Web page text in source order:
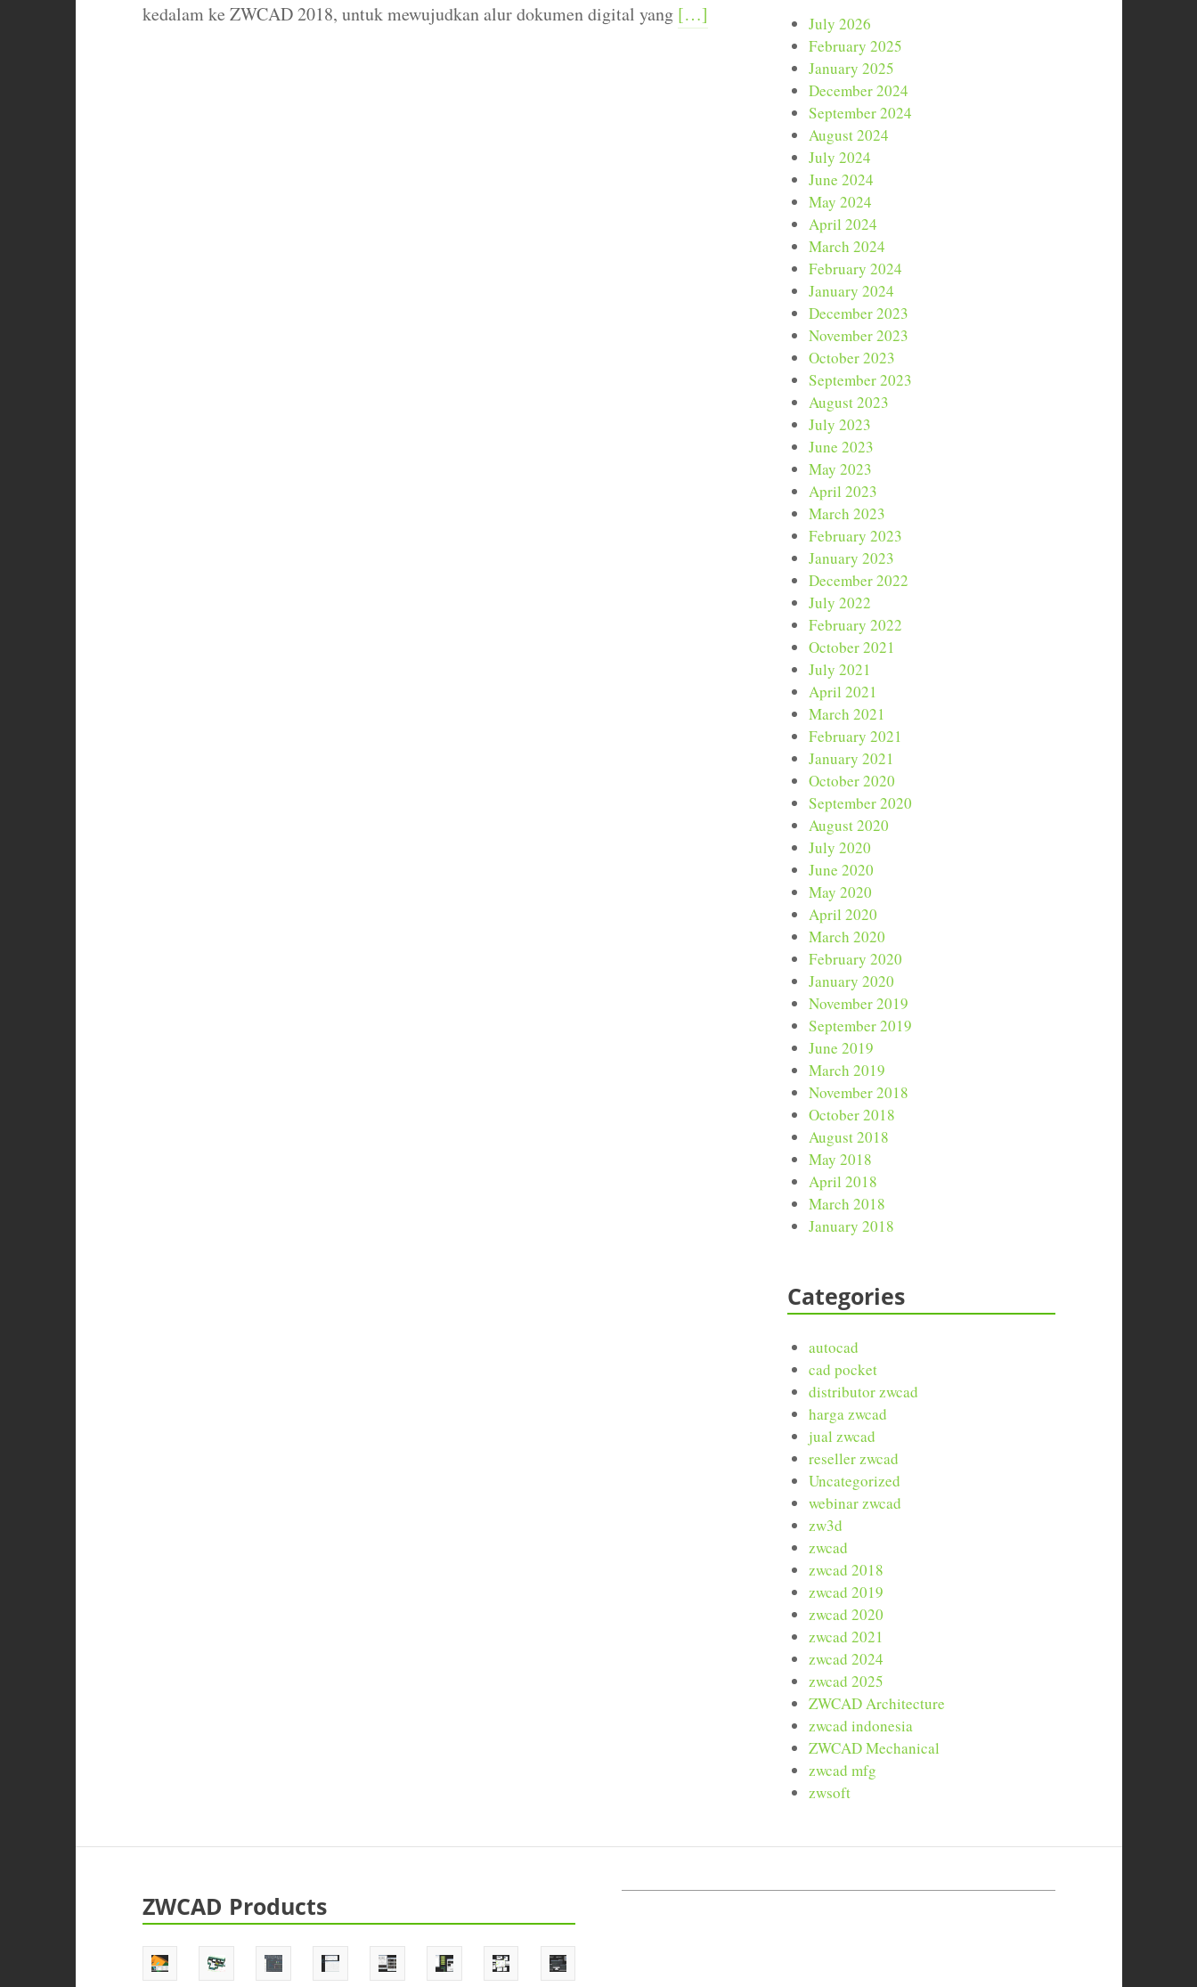
kedalam ke ZWCAD 2018, untuk mewujudkan alur dokumen digital yang […]
July 2026
February 2025
January 2025
December 2024
September 2024
August 2024
July 2024
June 2024
May 2024
April 2024
March 2024
February 2024
January 2024
December 2023
November 2023
October 2023
September 2023
August 2023
July 2023
June 2023
May 2023
April 2023
March 2023
February 2023
January 2023
December 2022
July 2022
February 2022
October 2021
July 2021
April 2021
March 2021
February 2021
January 2021
October 2020
September 2020
August 2020
July 2020
June 2020
May 2020
April 2020
March 2020
February 2020
January 2020
November 2019
September 2019
June 2019
March 2019
November 2018
October 2018
August 2018
May 2018
April 2018
March 2018
January 2018
Categories
autocad
cad pocket
distributor zwcad
harga zwcad
jual zwcad
reseller zwcad
Uncategorized
webinar zwcad
zw3d
zwcad
zwcad 2018
zwcad 2019
zwcad 2020
zwcad 2021
zwcad 2024
zwcad 2025
ZWCAD Architecture
zwcad indonesia
ZWCAD Mechanical
zwcad mfg
zwsoft
ZWCAD Products